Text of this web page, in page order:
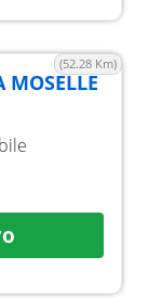
(52.28 Km)
MOSELLE